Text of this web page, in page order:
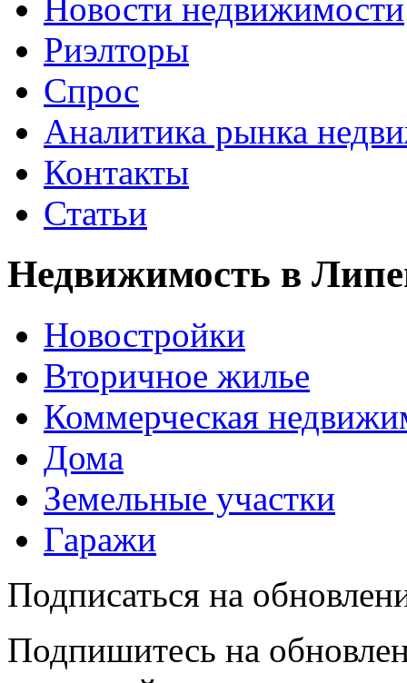
Новости недвижимости
Риэлторы
Спрос
Аналитика рынка
Контакты
Статьи
Недвижимость в
Новостройки
Вторичное жилье
Коммерческая
Дома
Земельные участки
Гаражи
Подписаться на
Подпишитесь на